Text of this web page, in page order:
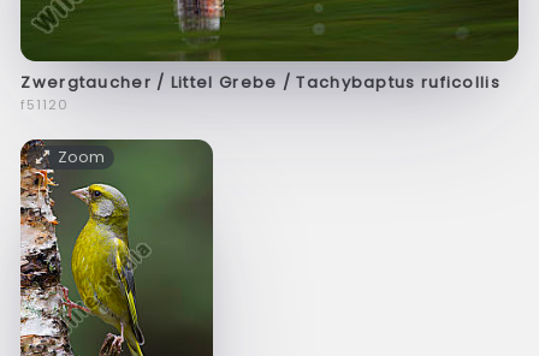
Zwergtaucher / Littel Grebe / Tachybaptus ruficollis
f51120
Zoom